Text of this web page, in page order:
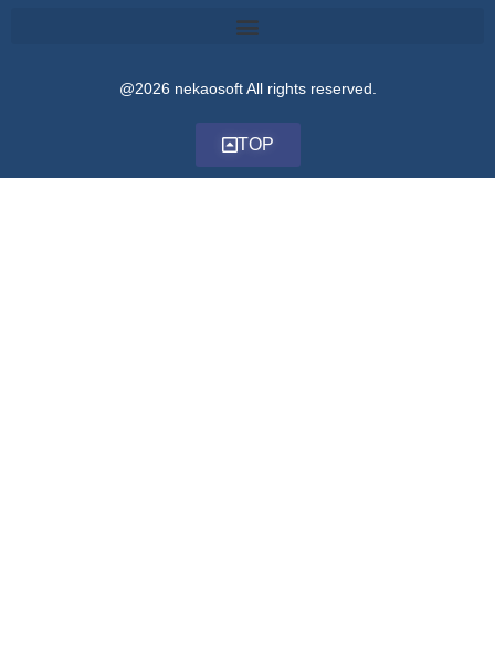
@2026 nekaosoft All rights reserved.
TOP